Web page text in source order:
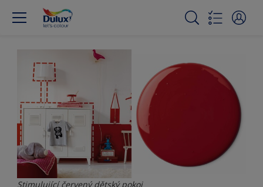
Stimulující červený dětský pokoj